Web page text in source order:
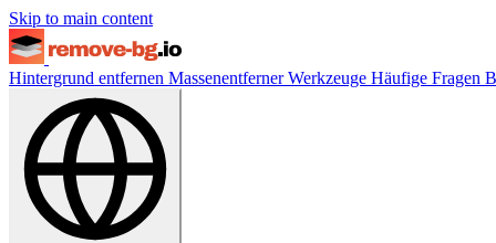
Skip to main content
Hintergrund entfernen MassenentfernerWerkzeuge Häufige Fragen